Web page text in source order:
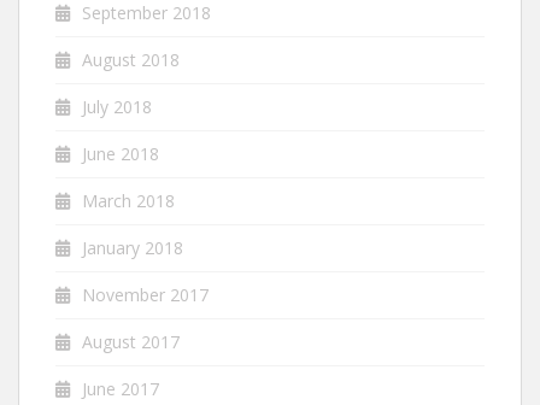
September 2018
August 2018
July 2018
June 2018
March 2018
January 2018
November 2017
August 2017
June 2017